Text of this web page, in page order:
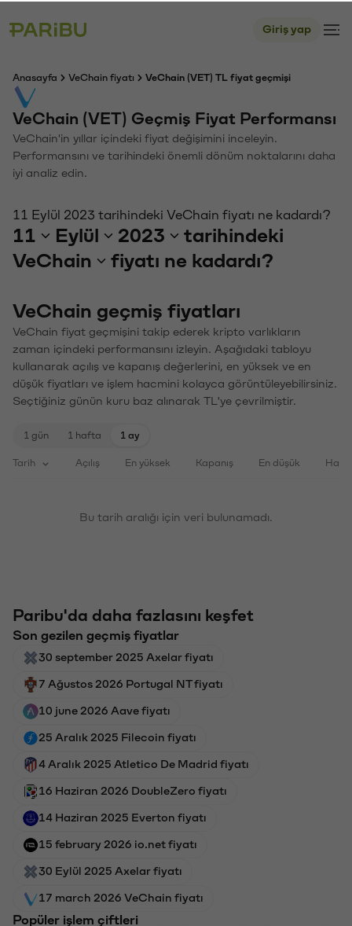
Giriş yap
Anasayfa VeChain fiyatı VeChain (VET) TL fiyat geçmişi
VeChain (VET) Geçmiş Fiyat Performansı
VeChain'in yıllar içindeki fiyat değişimini inceleyin.
Performansını ve tarihindeki önemli dönüm noktalarını daha
iyi analiz edin.
11 Eylül 2023 tarihindeki VeChain fiyatı ne kadardı?
11 Eylül 2023
tarihindeki
VeChain
fiyatı ne kadardı?
VeChain geçmiş fiyatları
VeChain fiyat geçmişini takip ederek kripto varlıkların
zaman içindeki performansını izleyin. Aşağıdaki tabloyu
kullanarak açılış ve kapanış değerlerini, en yüksek ve en
düşük fiyatları ve işlem hacmini kolayca görüntüleyebilirsiniz.
Seçtiğiniz günün kuru baz alınarak TL'ye çevrilmiştir.
1 gün 1 hafta 1 ay
Tarih Açılış En yüksek Kapanış En düşük
Bu tarih aralığı için veri bulunamadı.
Paribu'da daha fazlasını keşfet
Son gezilen geçmiş fiyatlar
30 september 2025 Axelar fiyatı
7 Ağustos 2026 Portugal NT fiyatı
10 june 2026 Aave fiyatı
25 Aralık 2025 Filecoin fiyatı
4 Aralık 2025 Atletico De Madrid fiyatı
16 Haziran 2026 DoubleZero fiyatı
14 Haziran 2025 Everton fiyatı
15 february 2026 io.net fiyatı
30 Eylül 2025 Axelar fiyatı
17 march 2026 VeChain fiyatı
Popüler işlem çiftleri